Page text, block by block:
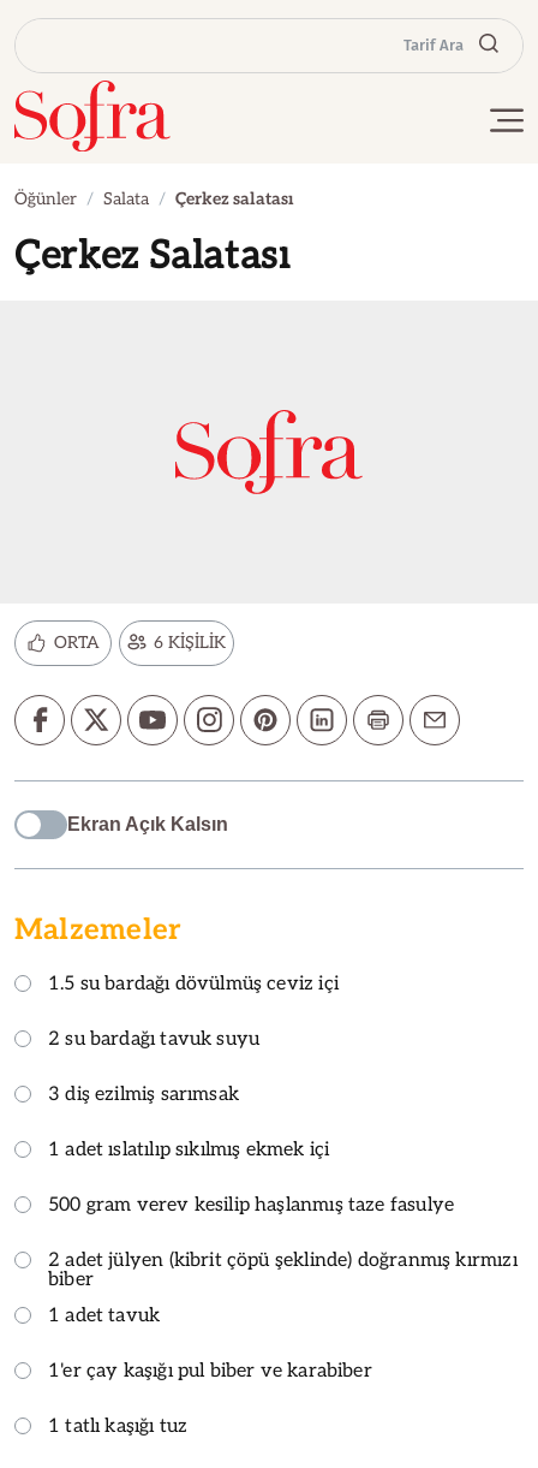
Tarif Ara
Öğünler Salata Çerkez salatası
Çerkez Salatası
ORTA 6 KİŞİLİK
Ekran Açık Kalsın
Malzemeler
1.5 su bardağı dövülmüş ceviz içi
2 su bardağı tavuk suyu
3 diş ezilmiş sarımsak
1 adet ıslatılıp sıkılmış ekmek içi
500 gram verev kesilip haşlanmış taze fasulye
2 adet jülyen (kibrit çöpü şeklinde) doğranmış kırmızı
biber
1 adet tavuk
1'er çay kaşığı pul biber ve karabiber
1 tatlı kaşığı tuz